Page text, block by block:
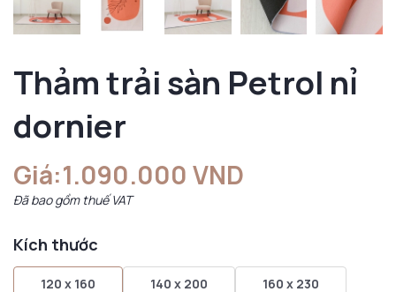
Thảm trải sàn Petrol nỉ
dornier
Giá:1.090.000 VND
Đã bao gồm thuế VAT
Kích thước
120 x 160 140 x 200 160 x 230